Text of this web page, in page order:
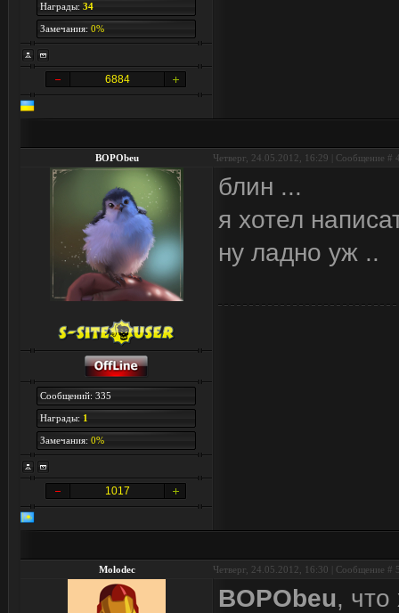
Награды: 34
Замечания: 0%
6884
BOPObeu Четверг, 24.05.2012, 16:29 | Сообщение #
Сообщений: 335
Награды: 1
Замечания: 0%
1017
блин ...
я хотел
ну ладно уж ..
Molodec Четверг, 24.05.2012, 16:30 | Сообщение #
BOPObeu, что